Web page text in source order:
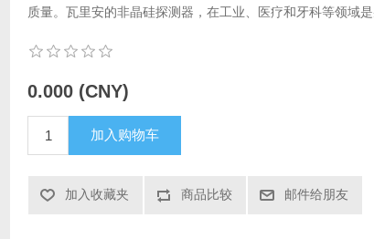
质量。瓦里安的非晶硅探测器，在工业、医疗和牙科等领域是
0.000 (CNY)
加入购物车
加入收藏夹 商品比较 邮件给朋友